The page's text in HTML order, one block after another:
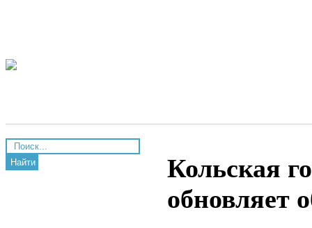
Найти
Кольская
обновляет